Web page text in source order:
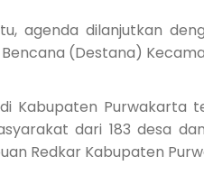
agenda dilanjutkan
(Destana)
Kabupaten Purwakarta
dari 183 desa
Redkar Kabupaten